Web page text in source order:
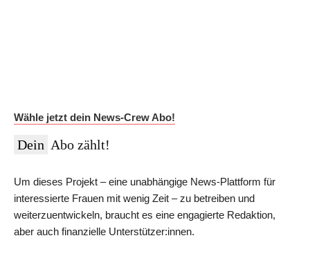
Wähle jetzt dein News-Crew Abo!
Dein Abo zählt!
Um dieses Projekt – eine unabhängige News-Plattform für
interessierte Frauen mit wenig Zeit – zu betreiben und
weiterzuentwickeln, braucht es eine engagierte Redaktion,
aber auch finanzielle Unterstützer:innen.